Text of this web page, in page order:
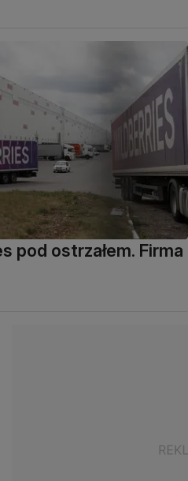
pod ostrzałem. Firma